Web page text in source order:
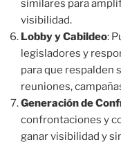
similares para
visibilidad.
Lobby y Cabildeo:
legisladores y
para que respalden
reuniones,
Generación de
confrontaciones y
ganar visibilidad y